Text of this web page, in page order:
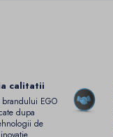
calitatii
brandului EGO
dupa
de